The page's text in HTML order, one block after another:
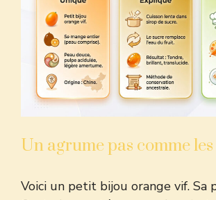
Un agrume pas comme
Voici un petit bijou orange vif. Sa